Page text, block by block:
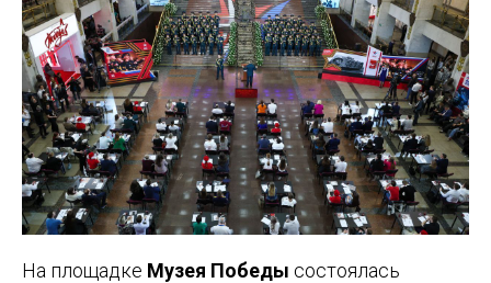
На площадке Музея Победы состоялась